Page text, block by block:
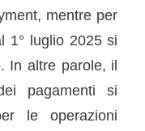
mentre per
1° luglio 2025 si
In altre parole, il
pagamenti si
le operazioni